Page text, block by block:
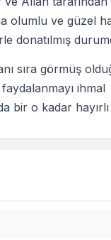
olumlu ve güzel
donatılmış
sıra görmüş
ihmal
bir o kadar